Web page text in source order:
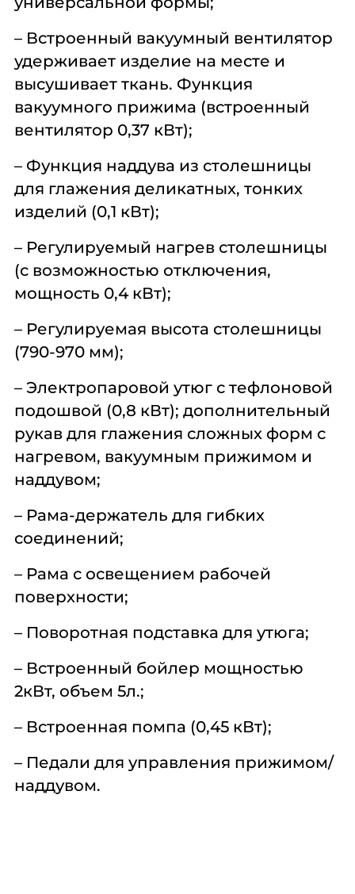
– Встроенный вакуумный вентилятор
удерживает изделие на месте и
высушивает ткань. Функция
вакуумного прижима (встроенный
вентилятор 0,37 кВт);
– Функция наддува из столешницы
для глажения деликатных, тонких
изделий (0,1 кВт);
– Регулируемый нагрев столешницы
(с возможностью отключения,
мощность 0,4 кВт);
– Регулируемая высота столешницы
(790-970 мм);
– Электропаровой утюг с тефлоновой
подошвой (0,8 кВт); дополнительный
рукав для глажения сложных форм с
нагревом, вакуумным прижимом и
наддувом;
– Рама-держатель для гибких
соединений;
– Рама с освещением рабочей
поверхности;
– Поворотная подставка для утюга;
– Встроенный бойлер мощностью
2кВт, объем 5л.;
– Встроенная помпа (0,45 кВт);
– Педали для управления прижимом/
наддувом.